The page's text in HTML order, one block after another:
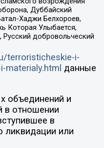
Дуббайский
Хаджи Белхороев,
Которая Улыбается,
добровольческий
terroristicheskie-i-
materialy.html данные
объединений и
в отношении
в
ликвидации или